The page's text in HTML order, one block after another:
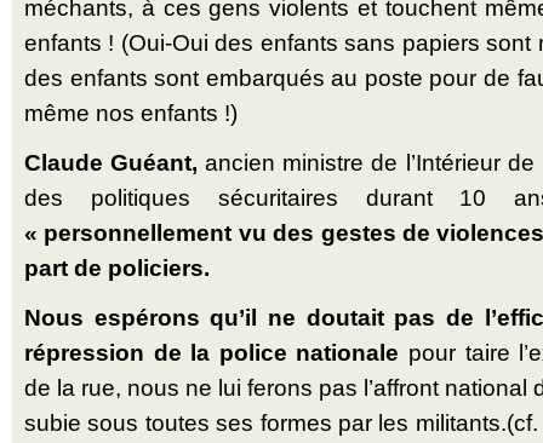
méchants, à ces gens violents et touchent
enfants ! (Oui-Oui des enfants sans papiers sont
des enfants sont embarqués au poste pour de
même nos enfants !)
Claude Guéant, ancien ministre de l’Intérieur
des politiques sécuritaires durant 10
« personnellement vu des gestes de
part de policiers.
Nous espérons qu’il ne doutait pas de
répression de la police nationale pour taire
de la rue, nous ne lui ferons pas l’affront national
subie sous toutes ses formes par les